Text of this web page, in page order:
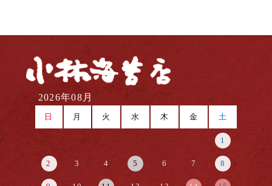
2026年08月
日 月 火 水 木 金 土
1
2 3 4 5 6 7 8